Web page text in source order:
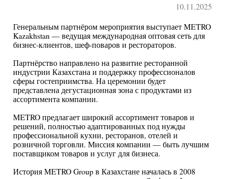
10.11.2025
Генеральным партнёром мероприятия выступает METRO
Kazakhstan — ведущая международная оптовая сеть для
бизнес-клиентов, шеф-поваров и рестораторов.
Партнёрство направлено на развитие ресторанной
индустрии Казахстана и поддержку профессионалов
сферы гостеприимства. На церемонии будет
представлена дегустационная зона с продуктами из
ассортимента компании.
METRO предлагает широкий ассортимент товаров и
решений, полностью адаптированных под нужды
профессиональной кухни, ресторанов, отелей и
розничной торговли. Миссия компании — быть лучшим
поставщиком товаров и услуг для бизнеса.
История METRO Group в Казахстане началась в 2008